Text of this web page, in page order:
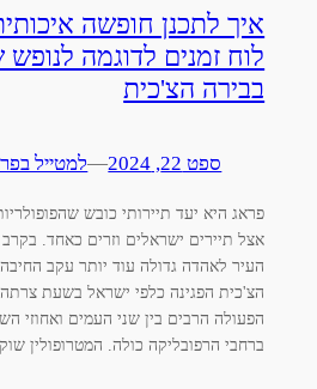
איך לתכנן חופשה
לוח זמנים לדוגמה
בבירה הצ'כית
ספט 22, 2024 —למטייל
פראג היא יעד תיירותי כובש
אצל תיירים ישראלים וזרים כאחד.
העיר לאהדה גדולה עוד יותר עקב
הצ'כית הפגינה כלפי ישראל בשעת
הפעולה הרבים בין שני העמים ואחוזי
ברחבי הרפובליקה כולה. המטרופולין